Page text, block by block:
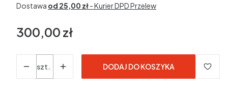
Dostawa od 25,00 zł- Kurier DPD Przelew
Cena
300,00 zł
szt.
DODAJ DO KOSZYKA